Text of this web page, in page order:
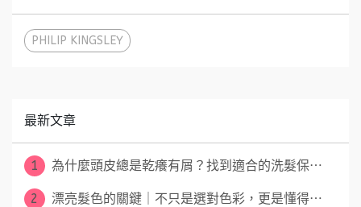
PHILIP KINGSLEY
最新文章
1 為什麼頭皮總是乾癢有屑？找到適合的洗髮保⋯
2 漂亮髮色的關鍵｜不只是選對色彩，更是懂得⋯